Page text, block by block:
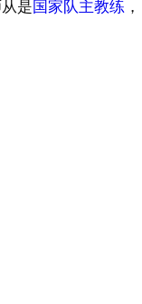
是国家队主教练 ，